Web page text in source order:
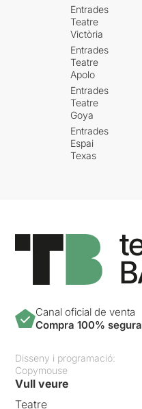
Entrades
Teatre
Victòria
Entrades
Teatre
Apolo
Entrades
Teatre
Goya
Entrades
Espai
Texas
Canal oficial de venta
Compra 100% segura
Disseny i programació:
Copymouse
Vull veure
Teatre